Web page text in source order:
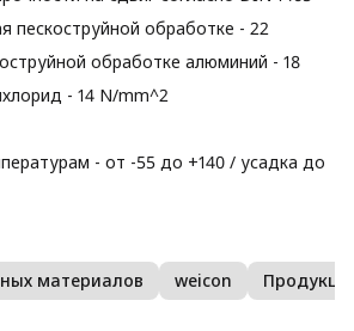
пескоструйной обработке - 22
обработке алюминий - 18
- 14 N/mm^2
- от -55 до +140 / усадка до
материалов weicon